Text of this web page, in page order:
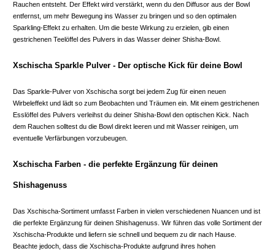
Rauchen entsteht. Der Effekt wird verstärkt, wenn du den Diffusor aus der Bowl
entfernst, um mehr Bewegung ins Wasser zu bringen und so den optimalen
Sparkling-Effekt zu erhalten. Um die beste Wirkung zu erzielen, gib einen
gestrichenen Teelöffel des Pulvers in das Wasser deiner Shisha-Bowl.
Xschischa Sparkle Pulver - Der optische Kick für deine Bowl
Das Sparkle-Pulver von Xschischa sorgt bei jedem Zug für einen neuen
Wirbeleffekt und lädt so zum Beobachten und Träumen ein. Mit einem gestrichenen
Esslöffel des Pulvers verleihst du deiner Shisha-Bowl den optischen Kick. Nach
dem Rauchen solltest du die Bowl direkt leeren und mit Wasser reinigen, um
eventuelle Verfärbungen vorzubeugen.
Xschischa Farben - die perfekte Ergänzung für deinen
Shishagenuss
Das Xschischa-Sortiment umfasst Farben in vielen verschiedenen Nuancen und ist
die perfekte Ergänzung für deinen Shishagenuss. Wir führen das volle Sortiment der
Xschischa-Produkte und liefern sie schnell und bequem zu dir nach Hause.
Beachte jedoch, dass die Xschischa-Produkte aufgrund ihres hohen